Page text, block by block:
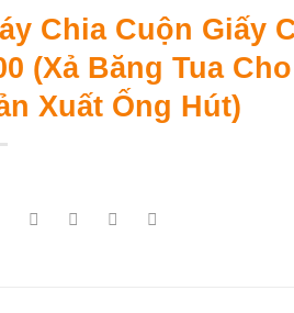
Chia Cuộn Giấy
(Xả Băng Tua
Xuất Ống Hút)